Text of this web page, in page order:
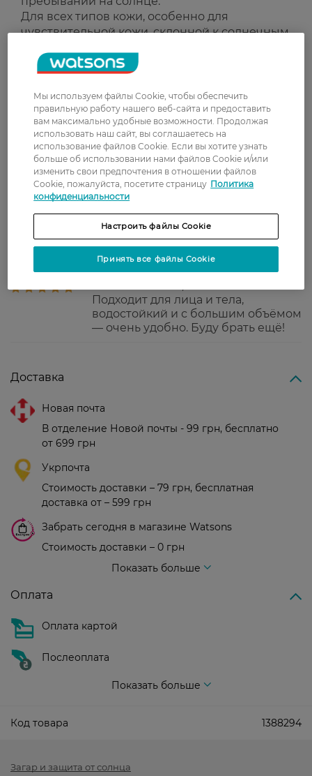
Для всех типов кожи, особенно для
чувствительной кожи, склонной к солнечным
Страна-производитель:
Рейтинг и отзывы
5
З 1 відгуків
1 відгуків
7 августа, 2025
Лучший спф что я пробовала!
Приятный запах, легко наносится,
Подходит для лица и тела,
водостойкий и с большим объёмом
— очень удобно. Буду брать ещё!
Доставка
Новая почта
В отделение Новой почты - 99 грн, бесплатно
от 699 грн
Укрпочта
Стоимость доставки – 79 грн, бесплатная
доставка от – 599 грн
Забрать сегодня в магазине Watsons
Стоимость доставки – 0 грн
Показать больше
Оплата
Оплата картой
Послеоплата
Показать больше
Код товара 1388294
Загар и защита от солнца
Мы используем файлы Cookie, чтобы обеспечить
правильную работу нашего веб-сайта и предоставить
вам максимально удобные возможности. Продолжая
использовать наш сайт, вы соглашаетесь на
использование файлов Cookie. Если вы хотите узнать
больше об использовании нами файлов Cookie и/или
изменить свои предпочтения в отношении файлов
Cookie, пожалуйста, посетите страницу Политика
конфиденциальности
Настроить файлы Cookie
Принять все файлы Cookie